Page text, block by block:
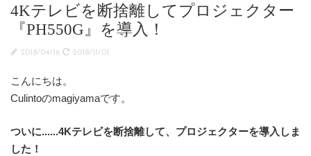
4Kテレビを断捨離してプロジェクター
『PH550G』を導入！
2018/04/16 2018/11/01
こんにちは。
Culintoのmagiyamaです。
ついに......4Kテレビを断捨離して、プロジェクターを導入しま
した！